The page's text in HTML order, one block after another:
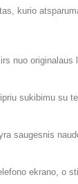
kurio
nuo originalaus
sukibimu su
saugesnis
ekrano, o